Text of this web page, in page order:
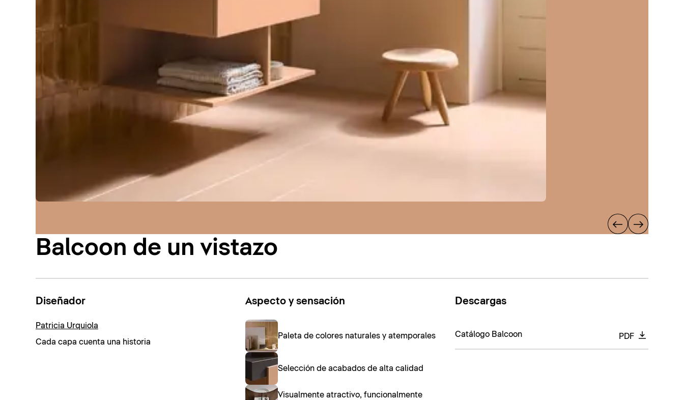
Balcoon de un vistazo
Diseñador
Patricia Urquiola
Cada capa cuenta una historia
Aspecto y sensación
Paleta de colores naturales y atemporales
Selección de acabados de alta calidad
Visualmente atractivo, funcionalmente
Descargas
Catálogo Balcoon PDF